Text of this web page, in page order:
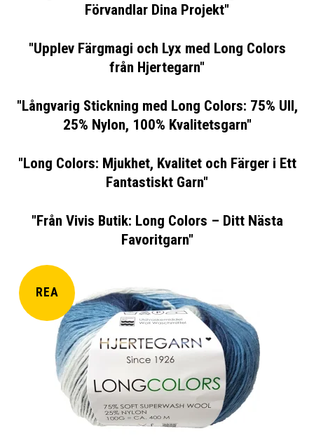
Förvandlar Dina Projekt"
"Upplev Färgmagi och Lyx med Long Colors
från Hjertegarn"
"Långvarig Stickning med Long Colors: 75% Ull,
25% Nylon, 100% Kvalitetsgarn"
"Long Colors: Mjukhet, Kvalitet och Färger i Ett
Fantastiskt Garn"
"Från Vivis Butik: Long Colors – Ditt Nästa
Favoritgarn"
REA